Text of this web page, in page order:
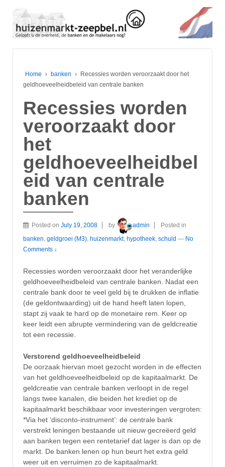
Home › banken ›
Recessies worden veroorzaakt door het
geldhoeveelheidbeleid van centrale banken
Recessies worden
veroorzaakt door
het
geldhoeveelheidbel
eid van centrale
banken
Posted on July 19, 2008 by admin
Posted in
banken geldgroei (M3) huizenmarkt, hypotheek schuld — No
Comments ↓
Recessies worden veroorzaakt door het veranderlijke
geldhoeveelheidbeleid van centrale banken. Nadat een
centrale bank door te veel geld bij te drukken de inflatie
(de geldontwaarding) uit de hand heeft laten lopen,
stapt zij vaak te hard op de monetaire rem. Keer op
keer leidt een abrupte vermindering van de geldcreatie
tot een recessie.
Verstorend geldhoeveelheidbeleid
De oorzaak hiervan moet gezocht worden in de effecten
van het geldhoeveelheidbeleid op de kapitaalmarkt. De
geldcreatie van centrale banken verloopt in de regel
langs twee kanalen, die beiden het krediet op de
kapitaalmarkt beschikbaar voor investeringen vergroten:
*Via het ‘disconto-instrument’: de centrale bank
verstrekt leningen bestaande uit nieuw gecreëerd geld
aan banken tegen een rentetarief dat lager is dan op de
markt. De banken lenen op hun beurt het extra geld
weer uit en verruimen zo de kapitaalmarkt.